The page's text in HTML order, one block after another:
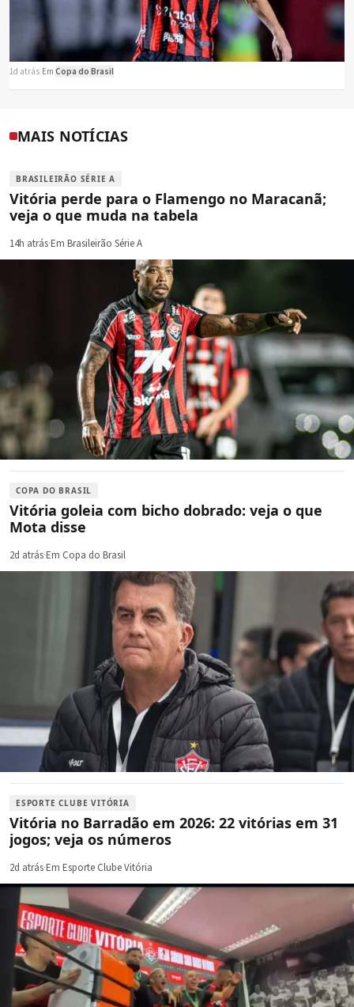
1d atrás Em Copa do Brasil
MAIS NOTÍCIAS
BRASILEIRÃO SÉRIE A
Vitória perde para o Flamengo no Maracanã;
veja o que muda na tabela
14h atrás·Em Brasileirão Série A
COPA DO BRASIL
Vitória goleia com bicho dobrado: veja o que
Mota disse
2d atrás·Em Copa do Brasil
ESPORTE CLUBE VITÓRIA
Vitória no Barradão em 2026: 22 vitórias em 31
jogos; veja os números
2d atrás·Em Esporte Clube Vitória